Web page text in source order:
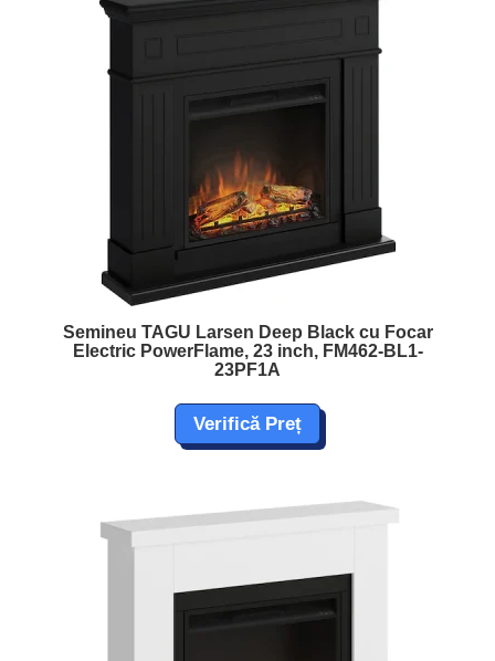
Semineu TAGU Larsen Deep Black cu Focar
Electric PowerFlame, 23 inch, FM462-BL1-
23PF1A
Verifică Preț